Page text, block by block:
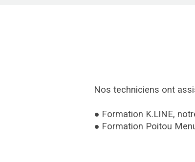
Nos techniciens ont
● Formation K.LINE,
● Formation Poitou